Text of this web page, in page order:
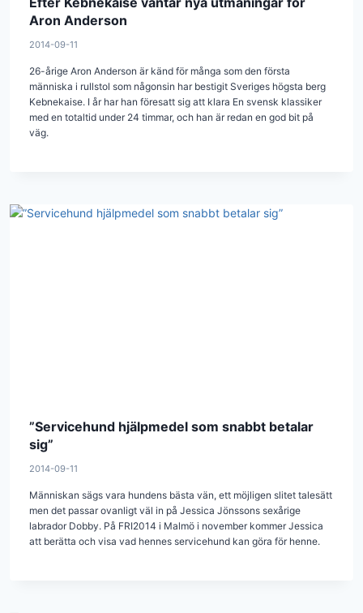
Aron Anderson
2014-09-11
26-årige Aron Anderson är känd för många som den första
människa i rullstol som någonsin har bestigit Sveriges högsta berg
Kebnekaise. I år har han föresatt sig att klara En svensk klassiker
med en totaltid under 24 timmar, och han är redan en god bit på
väg.
”Servicehund hjälpmedel som snabbt betalar
sig”
2014-09-11
Människan sägs vara hundens bästa vän, ett möjligen slitet talesätt
men det passar ovanligt väl in på Jessica Jönssons sexårige
labrador Dobby. På FRI2014 i Malmö i november kommer Jessica
att berätta och visa vad hennes servicehund kan göra för henne.